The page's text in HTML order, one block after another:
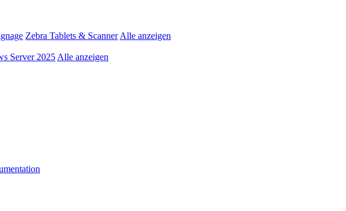
Zebra Tablets & Scanner Alle anzeigen
Server 2025 Alle anzeigen